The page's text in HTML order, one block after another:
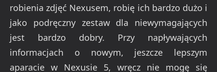
robienia zdjęć Nexusem, robię ich bardzo dużo i
jako podręczny zestaw dla niewymagających
jest bardzo dobry. Przy napływających
informacjach o nowym, jeszcze lepszym
aparacie w Nexusie 5, wręcz nie mogę się